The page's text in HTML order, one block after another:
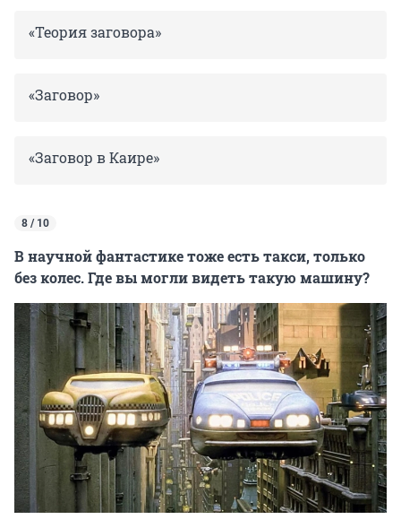
«Теория заговора»
«Заговор»
«Заговор в Каире»
8 / 10
В научной фантастике тоже есть такси, только
без колес. Где вы могли видеть такую машину?